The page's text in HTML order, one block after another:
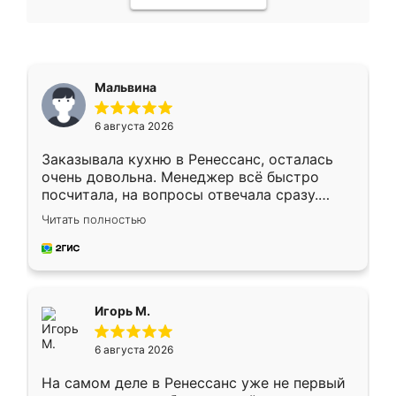
Мальвина
6 августа 2026
Заказывала кухню в Ренессанс, осталась
очень довольна. Менеджер всё быстро
посчитала, на вопросы отвечала сразу.
Замерщик приехал в субботу, подошёл к
делу со всей ответственностью. Собрали
за день, ребята работали аккуратно, даже
Читать полностью
Игорь М.
6 августа 2026
На самом деле в Ренессанс уже не первый